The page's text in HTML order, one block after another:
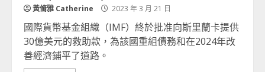
黃脩雅 Catherine 2023 年 3 月 21 日
國際貨幣基金組織（IMF）終於批准向斯里蘭卡提供
30億美元的救助款，為該國重組債務和在2024年改
善經濟鋪平了道路。